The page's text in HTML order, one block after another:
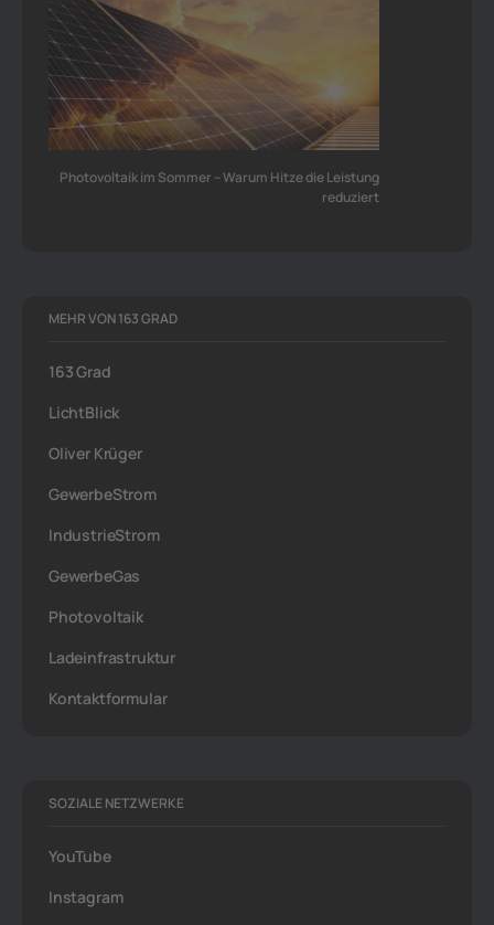
Photovoltaik im Sommer – Warum Hitze die Leistung
reduziert
MEHR VON 163 GRAD
163 Grad
LichtBlick
Oliver Krüger
GewerbeStrom
IndustrieStrom
GewerbeGas
Photovoltaik
Ladeinfrastruktur
Kontaktformular
SOZIALE NETZWERKE
YouTube
Instagram